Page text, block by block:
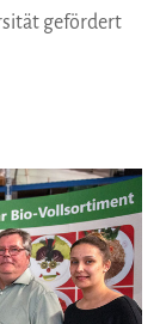
gefördert